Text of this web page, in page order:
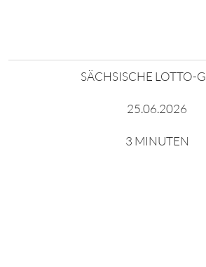
SÄCHSISCHE LOTTO-
25.06.2026
3 MINUTEN